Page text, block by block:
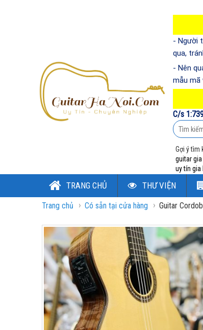
- Người
qua,
- Nên
mẫu mã
C/s
Gợi ý tìm
guitar
uy tín gia
TRANG CHỦ THƯ VIỆN
ĐĂNG NHẬP
Trang chủ › Có sẵn tại cửa hàng › Guitar